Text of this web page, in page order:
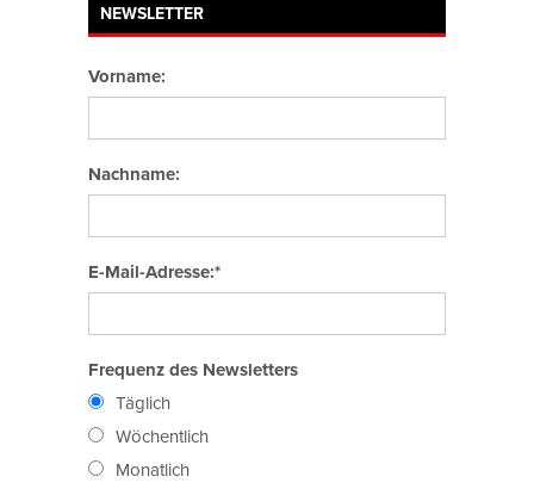
NEWSLETTER
Vorname:
Nachname:
E-Mail-Adresse:*
Frequenz des Newsletters
Täglich
Wöchentlich
Monatlich